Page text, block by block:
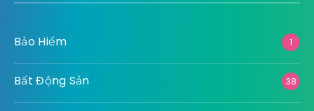
Bảo Hiểm 1
Bất Động Sản 38